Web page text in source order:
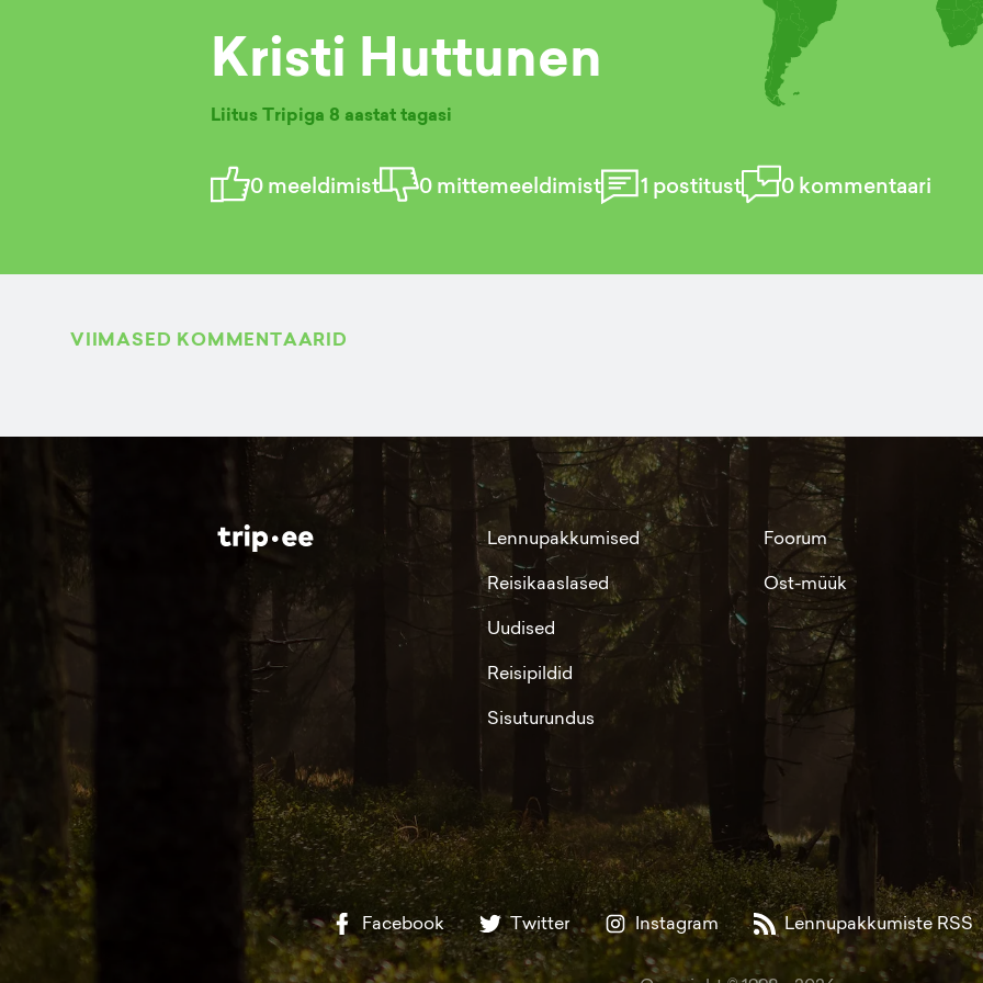
Kristi Huttunen
Liitus Tripiga 8 aastat tagasi
0meeldimist 0mittemeeldimist 1 postitust 0kommentaari
VIIMASED KOMMENTAARID
Lennupakkumised
Reisikaaslased
Uudised
Reisipildid
Sisuturundus
Foorum
Ost-müük
Facebook Twitter Instagram Lennupakkumiste RSS